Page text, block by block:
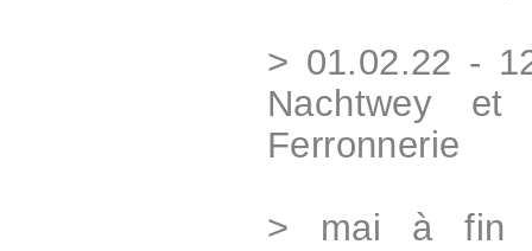
> 01.02.22 -
Nachtwey
Ferronnerie
> mai à fin